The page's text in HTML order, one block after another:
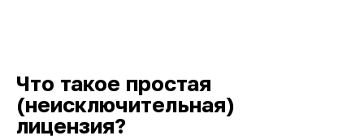
Что такое простая
(неисключительная)
лицензия?